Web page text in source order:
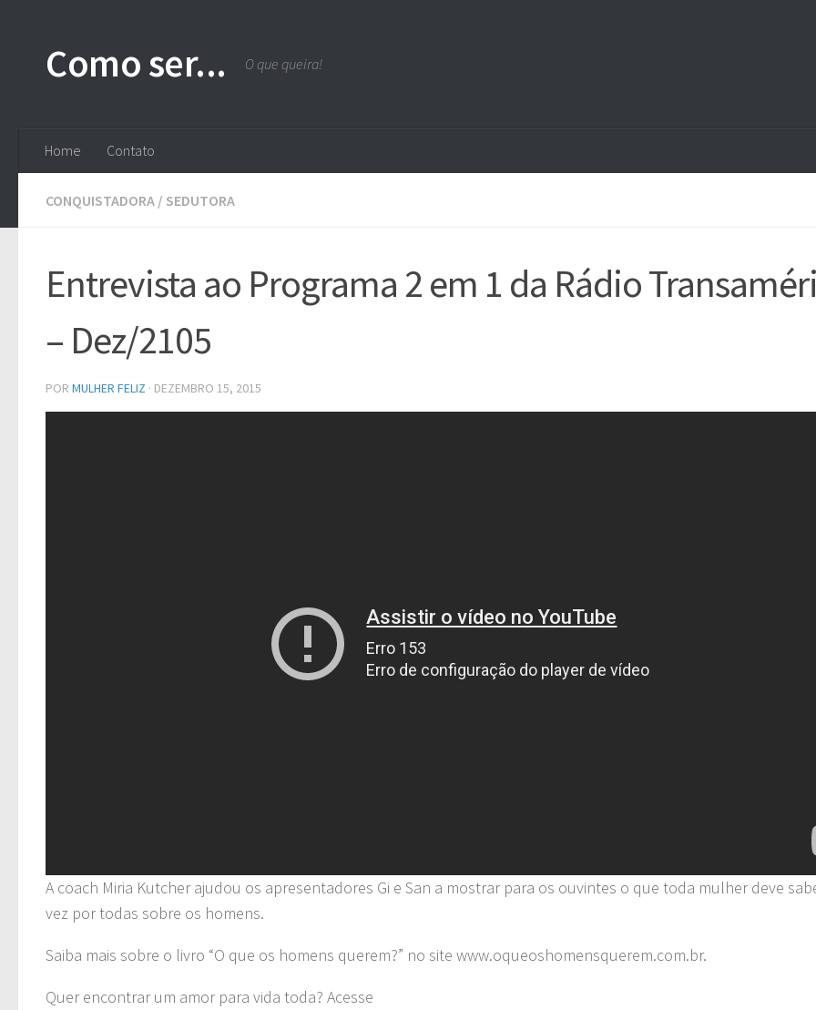
Como ser... O que queira!
Home Contato
CONQUISTADORA / SEDUTORA
Entrevista ao Programa 2 em 1 da Rádio
– Dez/2105
POR MULHER FELIZ · DEZEMBRO 15, 2015
A coach Miria Kutcher ajudou os apresentadores Gi e San a mostrar para os ouvintes o que toda mulher deve
vez por todas sobre os homens.
Saiba mais sobre o livro “O que os homens querem?” no site www.oqueoshomensquerem.com.br.
Quer encontrar um amor para vida toda? Acesse